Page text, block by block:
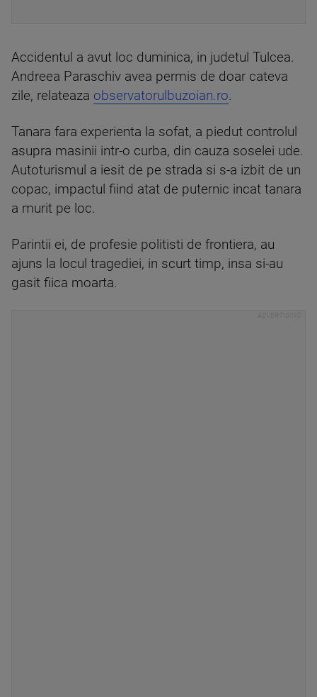
Accidentul a avut loc duminica, in judetul Tulcea.
Andreea Paraschiv avea permis de doar cateva
zile, relateaza observatorulbuzoian.ro.
Tanara fara experienta la sofat, a piedut controlul
asupra masinii intr-o curba, din cauza soselei ude.
Autoturismul a iesit de pe strada si s-a izbit de un
copac, impactul fiind atat de puternic incat tanara
a murit pe loc.
Parintii ei, de profesie politisti de frontiera, au
ajuns la locul tragediei, in scurt timp, insa si-au
gasit fiica moarta.